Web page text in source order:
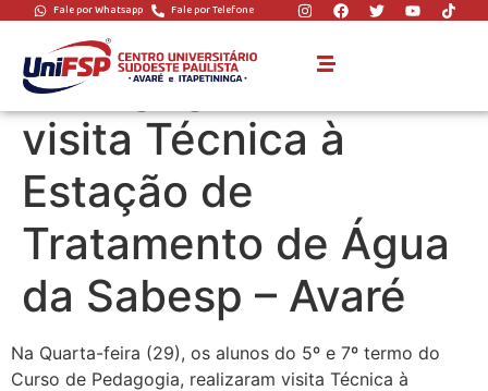
Fale por Whatsapp Fale por Telefone
Alunos do curso de
Pedagogia realizam
visita Técnica à
Estação de
Tratamento de Água
da Sabesp – Avaré
Na Quarta-feira (29), os alunos do 5º e 7º termo do
Curso de Pedagogia, realizaram visita Técnica à